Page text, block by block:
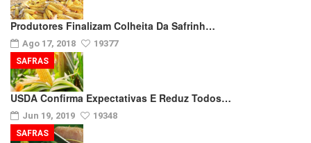
Produtores Finalizam Colheita Da Safrinh…
Ago 17, 2018 19377
USDA Confirma Expectativas E Reduz Todos…
Jun 19, 2019 19348
SAFRAS
SAFRAS